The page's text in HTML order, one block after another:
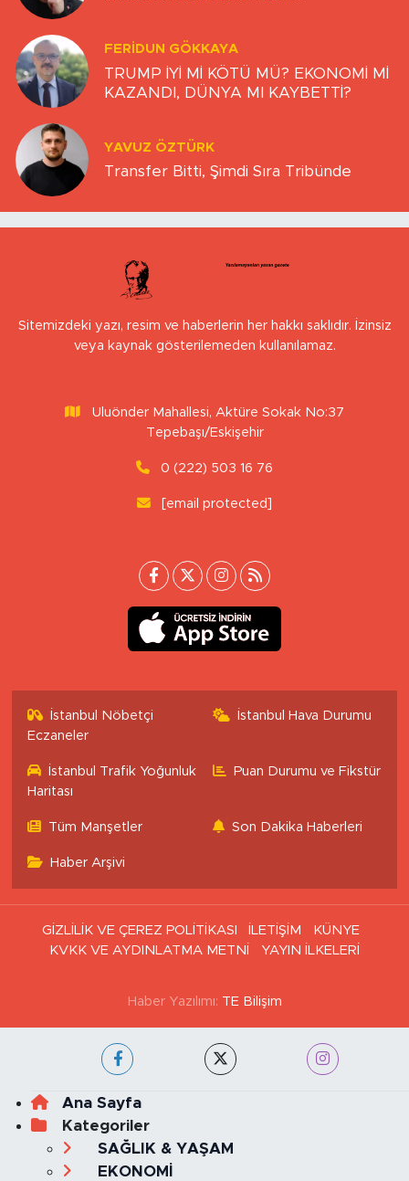
FERIDUN GÖKKAYA
TRUMP İYİ Mİ KÖTÜ MÜ? EKONOMİ Mİ
KAZANDI, DÜNYA MI KAYBETTİ?
YAVUZ ÖZTÜRK
Transfer Bitti, Şimdi Sıra Tribünde
Sitemizdeki yazı, resim ve haberlerin her hakkı saklıdır. İzinsiz
veya kaynak gösterilemeden kullanılamaz.
Uluönder Mahallesi, Aktüre Sokak No:37
Tepebaşı/Eskişehir
0 (222) 503 16 76
[email protected]
İstanbul Nöbetçi
Eczaneler
İstanbul Hava Durumu
İstanbul Trafik Yoğunluk
Haritası
Puan Durumu ve Fikstür
Tüm Manşetler Son Dakika Haberleri
Haber Arşivi
GİZLİLİK VE ÇEREZ POLİTİKASI İLETİŞİM
KÜNYE
KVKK VE AYDINLATMA METNİ
YAYIN İLKELERİ
Haber Yazılımı: TE Bilişim
Ana Sayfa
Kategoriler
SAĞLIK & YAŞAM
EKONOMİ